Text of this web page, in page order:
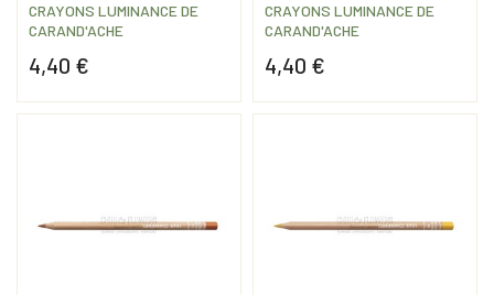
4,40 €
CRAYONS LUMINANCE DE
CARAND'ACHE
4,40 €
CRAYONS LUMINANCE DE
CARAND'ACHE